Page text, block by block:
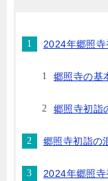
2024年郷照
郷照寺の基
郷照寺初詣
郷照寺初詣の
2024年郷照